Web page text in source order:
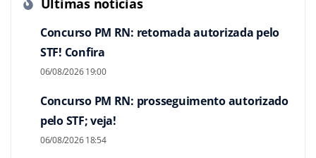
Últimas notícias
Concurso PM RN: retomada autorizada pelo
STF! Confira
06/08/2026 19:00
Concurso PM RN: prosseguimento autorizado
pelo STF; veja!
06/08/2026 18:54